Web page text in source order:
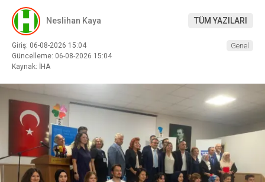
Neslihan Kaya TÜM YAZILARI
Giriş: 06-08-2026 15:04
Güncelleme: 06-08-2026 15:04
Kaynak: İHA
Genel